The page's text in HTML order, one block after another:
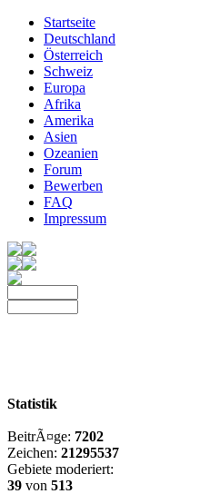
Startseite
Deutschland
Österreich
Schweiz
Europa
Afrika
Amerika
Asien
Ozeanien
Forum
Bewerben
FAQ
Impressum
Statistik
BeitrÃ¤ge: 7202
Zeichen: 21295537
Gebiete moderiert:
39 von 513